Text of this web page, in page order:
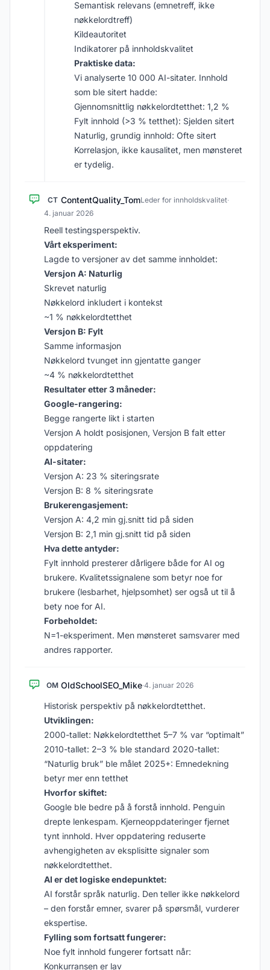
Semantisk relevans (emnetreff, ikke
nøkkelordtreff)
Kildeautoritet
Indikatorer på innholdskvalitet
Praktiske data:
Vi analyserte 10 000 AI-sitater. Innhold
som ble sitert hadde:
Gjennomsnittlig nøkkelordtetthet: 1,2 %
Fylt innhold (>3 % tetthet): Sjelden sitert
Naturlig, grundig innhold: Ofte sitert
Korrelasjon, ikke kausalitet, men mønsteret
er tydelig.
CT ContentQuality_TomLeder for innholdskvalitet·
4. januar 2026
Reell testingsperspektiv.
Vårt eksperiment:
Lagde to versjoner av det samme innholdet:
Versjon A: Naturlig
Skrevet naturlig
Nøkkelord inkludert i kontekst
~1 % nøkkelordtetthet
Versjon B: Fylt
Samme informasjon
Nøkkelord tvunget inn gjentatte ganger
~4 % nøkkelordtetthet
Resultater etter 3 måneder:
Google-rangering:
Begge rangerte likt i starten
Versjon A holdt posisjonen, Versjon B falt etter
oppdatering
AI-sitater:
Versjon A: 23 % siteringsrate
Versjon B: 8 % siteringsrate
Brukerengasjement:
Versjon A: 4,2 min gj.snitt tid på siden
Versjon B: 2,1 min gj.snitt tid på siden
Hva dette antyder:
Fylt innhold presterer dårligere både for AI og
brukere. Kvalitetssignalene som betyr noe for
brukere (lesbarhet, hjelpsomhet) ser også ut til å
bety noe for AI.
Forbeholdet:
N=1-eksperiment. Men mønsteret samsvarer med
andres rapporter.
OM OldSchoolSEO_Mike·4. januar 2026
Historisk perspektiv på nøkkelordtetthet.
Utviklingen:
2000-tallet: Nøkkelordtetthet 5–7 % var “optimalt”
2010-tallet: 2–3 % ble standard 2020-tallet:
“Naturlig bruk” ble målet 2025+: Emnedekning
betyr mer enn tetthet
Hvorfor skiftet:
Google ble bedre på å forstå innhold. Penguin
drepte lenkespam. Kjerneoppdateringer fjernet
tynt innhold. Hver oppdatering reduserte
avhengigheten av eksplisitte signaler som
nøkkelordtetthet.
AI er det logiske endepunktet:
AI forstår språk naturlig. Den teller ikke nøkkelord
– den forstår emner, svarer på spørsmål, vurderer
ekspertise.
Fylling som fortsatt fungerer:
Noe fylt innhold fungerer fortsatt når:
Konkurransen er lav